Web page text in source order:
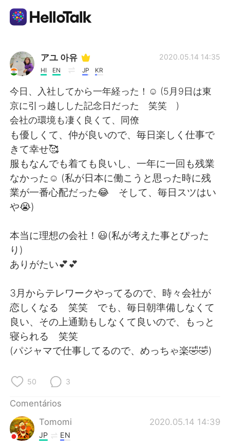
Aplicativo de troca de idioma
AI Grammar Checker
Português
English
繁體中文 Español
العربية
Deutsch 日本語
한국어
Italiano Türkçe
Tiếng Việt
アユ 아유
HI EN JP KR
2020.05.14 14:35
今日、入社してから一年経った！☺️ (5月9日は東
京に引っ越しした記念日だった 笑笑 )
会社の環境も凄く良くて、同僚
も優しくて、仲が良いので、毎日楽しく仕事で
きて幸せ🥰
服もなんでも着ても良いし、一年に一回も残業
なかった☺ (私が日本に働こうと思った時に残
業が一番心配だった😂 そして、毎日スツはい
や😭)
本当に理想の会社！😃(私が考えた事とぴった
り)
ありがたい💕💕
3月からテレワークやってるので、時々会社が
恋しくなる 笑笑 でも、毎日朝準備しなくて
良い、その上通勤もしなくて良いので、もっと
寝られる 笑笑
(パジャマで仕事してるので、めっちゃ楽🤣🤣)
50 3
Comentários
Tomomi
2020.05.14 14:39
JP EN